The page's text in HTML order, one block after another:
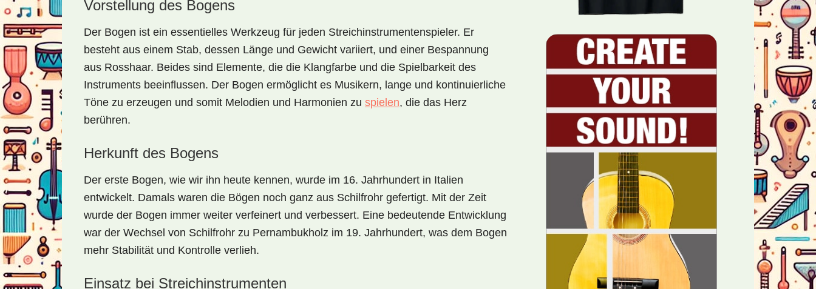
Vorstellung des Bogens
Der Bogen ist ein essentielles Werkzeug für jeden Streichinstrumentenspieler. Er
besteht aus einem Stab, dessen Länge und Gewicht variiert, und einer Bespannung
aus Rosshaar. Beides sind Elemente, die die Klangfarbe und die Spielbarkeit des
Instruments beeinflussen. Der Bogen ermöglicht es Musikern, lange und kontinuierliche
Töne zu erzeugen und somit Melodien und Harmonien zu spielen, die das Herz
berühren.
Herkunft des Bogens
Der erste Bogen, wie wir ihn heute kennen, wurde im 16. Jahrhundert in Italien
entwickelt. Damals waren die Bögen noch ganz aus Schilfrohr gefertigt. Mit der Zeit
wurde der Bogen immer weiter verfeinert und verbessert. Eine bedeutende Entwicklung
war der Wechsel von Schilfrohr zu Pernambukholz im 19. Jahrhundert, was dem Bogen
mehr Stabilität und Kontrolle verlieh.
Einsatz bei Streichinstrumenten